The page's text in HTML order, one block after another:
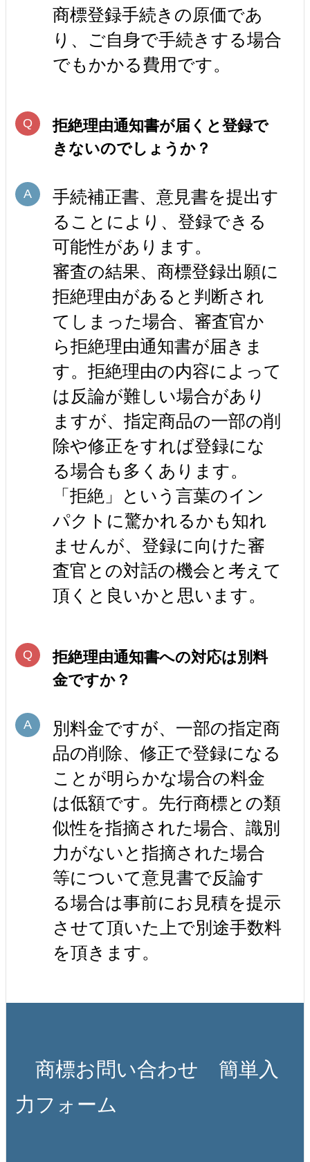
商標登録手続きの原価であ
り、ご自身で手続きする場合
でもかかる費用です。
拒絶理由通知書が届くと登録で
きないのでしょうか？
手続補正書、意見書を提出す
ることにより、登録できる
可能性があります。
審査の結果、商標登録出願に
拒絶理由があると判断され
てしまった場合、審査官か
ら拒絶理由通知書が届きま
す。拒絶理由の内容によって
は反論が難しい場合があり
ますが、指定商品の一部の削
除や修正をすれば登録にな
る場合も多くあります。
「拒絶」という言葉のイン
パクトに驚かれるかも知れ
ませんが、登録に向けた審
査官との対話の機会と考えて
頂くと良いかと思います。
拒絶理由通知書への対応は別料
金ですか？
別料金ですが、一部の指定商
品の削除、修正で登録になる
ことが明らかな場合の料金
は低額です。先行商標との類
似性を指摘された場合、識別
力がないと指摘された場合
等について意見書で反論す
る場合は事前にお見積を提示
させて頂いた上で別途手数料
を頂きます。
商標お問い合わせ 簡単入
力フォーム